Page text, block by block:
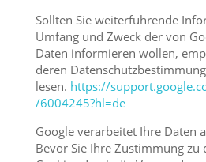
Sollten Sie weiterführende
Umfang und Zweck der von
Daten informieren wollen,
deren
lesen. https://
/6004245?hl=de
Google verarbeitet Ihre Daten
Bevor Sie Ihre Zustimmung zu